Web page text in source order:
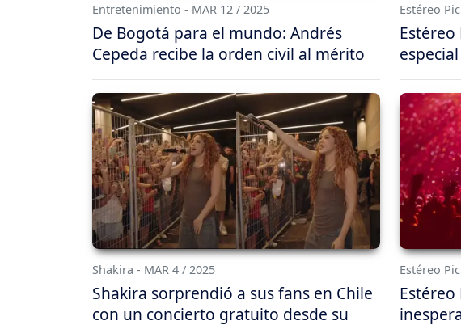
Entretenimiento - MAR 12 / 2025
De Bogotá para el mundo: Andrés
Cepeda recibe la orden civil al mérito
Estéreo
Estéreo
Shakira - MAR 4 / 2025
Shakira sorprendió a sus fans en Chile
con un concierto gratuito desde su
Estéreo